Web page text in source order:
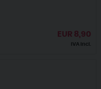
EUR 8,90
IVA incl.